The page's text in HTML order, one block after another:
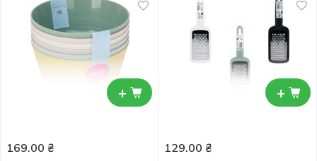
+
169.00 ₴
+
129.00 ₴